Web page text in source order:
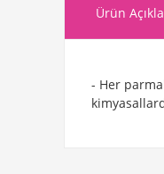
Ürün
- Her